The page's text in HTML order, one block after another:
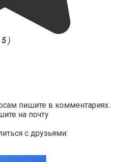
5)
пишите в комментариях.
на почту
с друзьями: